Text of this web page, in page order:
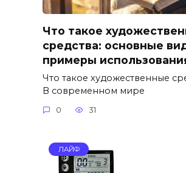
Что такое
средства: основные
примеры
Что такое художественные
В современном мире
0 31
ЛАЙФ